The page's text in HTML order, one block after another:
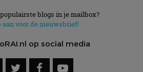
blogs in je mailbox?
aan voor de nieuwsbrief!
op social media